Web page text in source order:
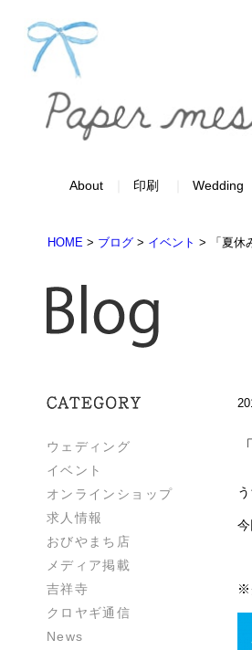
About 印刷 Wedding
HOME > ブログ > イベント > 「夏
ウェディング
イベント
オンラインショップ
求人情報
おびやまち店
メディア掲載
吉祥寺
クロヤギ通信
News
※